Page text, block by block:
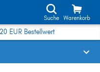
Suche Warenkorb
EUR Bestellwert